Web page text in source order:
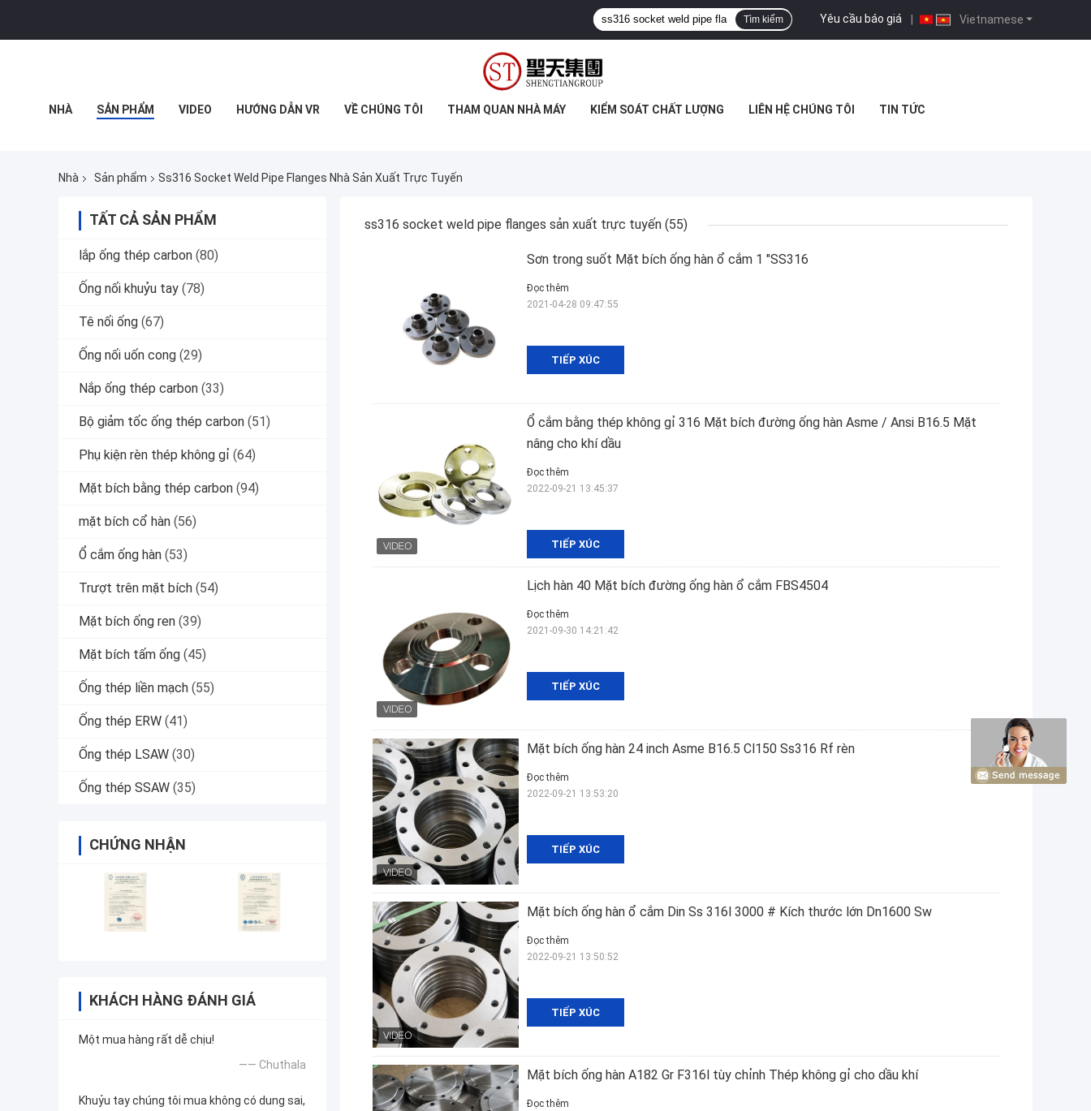
Vietnamese
Yêu cầu báo giá |
Tìm kiếm
NHÀ SẢN PHẨM VIDEO HƯỚNG DẪN VR VỀ CHÚNG TÔI THAM QUAN NHÀ MÁY KIỂM SOÁT CHẤT LƯỢNG LIÊN HỆ CHÚNG TÔI TIN TỨC
Nhà Sản phẩm Ss316 Socket Weld Pipe Flanges Nhà Sản Xuất Trực Tuyến
TẤT CẢ SẢN PHẨM
lắp ống thép carbon (80)
Ống nối khuỷu tay (78)
Tê nối ống (67)
Ống nối uốn cong (29)
Nắp ống thép carbon (33)
Bộ giảm tốc ống thép carbon (51)
Phụ kiện rèn thép không gỉ (64)
Mặt bích bằng thép carbon (94)
mặt bích cổ hàn (56)
Ổ cắm ống hàn (53)
Trượt trên mặt bích (54)
Mặt bích ống ren (39)
Mặt bích tấm ống (45)
Ống thép liền mạch (55)
Ống thép ERW (41)
Ống thép LSAW (30)
Ống thép SSAW (35)
CHỨNG NHẬN
KHÁCH HÀNG ĐÁNH GIÁ
Một mua hàng rất dễ chịu!
—— Chuthala
Khuỷu tay chúng tôi mua không có dung sai,
ss316 socket weld pipe flanges sản xuất trực tuyến (55)
Sơn trong suốt Mặt bích ống hàn ổ cắm 1 "SS316
TIẾP XÚC
Đọc thêm
2021-04-28 09:47:55
Ổ cắm bằng thép không gỉ 316 Mặt bích đường ống hàn Asme / Ansi B16.5 Mặt
nâng cho khí dầu
TIẾP XÚC
Đọc thêm
2022-09-21 13:45:37
Lịch hàn 40 Mặt bích đường ống hàn ổ cắm FBS4504
TIẾP XÚC
Đọc thêm
2021-09-30 14:21:42
Mặt bích ống hàn 24 inch Asme B16.5 Cl150 Ss316 Rf rèn
TIẾP XÚC
Đọc thêm
2022-09-21 13:53:20
Mặt bích ống hàn ổ cắm Din Ss 316l 3000 # Kích thước lớn Dn1600 Sw
TIẾP XÚC
Đọc thêm
2022-09-21 13:50:52
Mặt bích ống hàn A182 Gr F316l tùy chỉnh Thép không gỉ cho dầu khí
Đọc thêm